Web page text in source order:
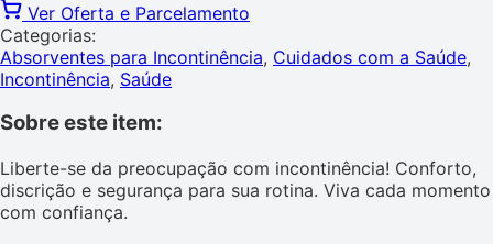
Ver Oferta e Parcelamento
Categorias:
Absorventes para Incontinência, Cuidados com a Saúde,
Incontinência, Saúde
Sobre este item:
Liberte-se da preocupação com incontinência! Conforto,
discrição e segurança para sua rotina. Viva cada momento
com confiança.